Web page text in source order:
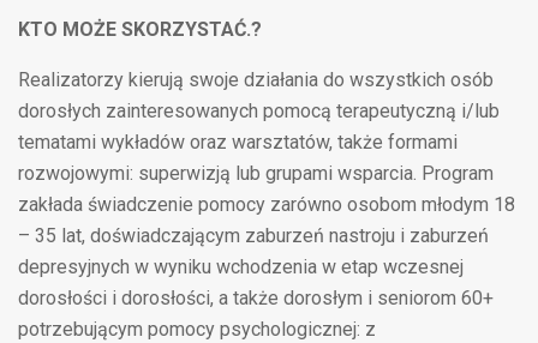
KTO MOŻE SKORZYSTAĆ.?
Realizatorzy kierują swoje działania do wszystkich osób
dorosłych zainteresowanych pomocą terapeutyczną i/lub
tematami wykładów oraz warsztatów, także formami
rozwojowymi: superwizją lub grupami wsparcia. Program
zakłada świadczenie pomocy zarówno osobom młodym 18
– 35 lat, doświadczającym zaburzeń nastroju i zaburzeń
depresyjnych w wyniku wchodzenia w etap wczesnej
dorosłości i dorosłości, a także dorosłym i seniorom 60+
potrzebującym pomocy psychologicznej: z